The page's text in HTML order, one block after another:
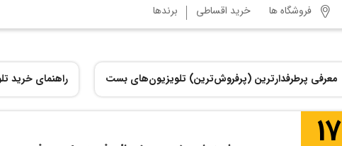
فروشگاه ها خرید اقساطی برندها
معرفی پرطرفدارترین (پرفروش‌ترین) تلویزیون‌های بست راهنمای خرید
17